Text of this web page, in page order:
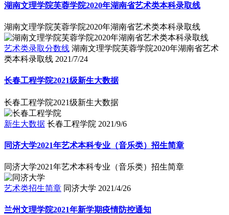
湖南文理学院芙蓉学院2020年湖南省艺术类本科录取线
湖南文理学院芙蓉学院2020年湖南省艺术类本科录取线
艺术类录取分数线 湖南文理学院芙蓉学院2020年湖南省艺术
类本科录取线 2021/7/24
长春工程学院2021级新生大数据
长春工程学院2021级新生大数据
新生大数据 长春工程学院 2021/9/6
同济大学2021年艺术本科专业（音乐类）招生简章
同济大学2021年艺术本科专业（音乐类）招生简章
艺术类招生简章 同济大学 2021/4/26
兰州文理学院2021年新学期疫情防控通知